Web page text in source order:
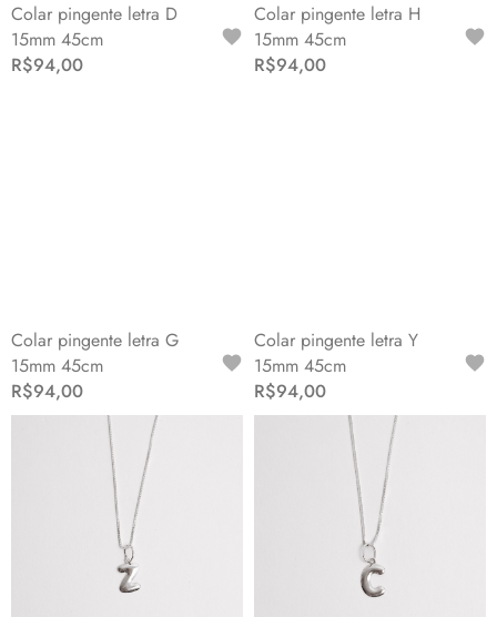
Colar pingente letra D
15mm 45cm
R$94,00
Colar pingente letra H
15mm 45cm
R$94,00
Colar pingente letra G
15mm 45cm
R$94,00
Colar pingente letra Y
15mm 45cm
R$94,00